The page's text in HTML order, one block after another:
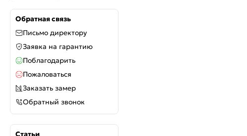
Обратная связь
Письмо директору
Заявка на гарантию
Поблагодарить
Пожаловаться
Заказать замер
Обратный звонок
Статьи